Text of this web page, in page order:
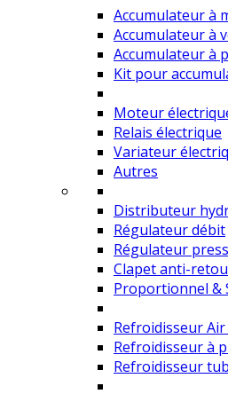
Accumulateur à
Accumulateur à
Accumulateur à
Kit pour
Moteur
Relais électrique
Variateur
Autres
Distributeur
Régulateur débit
Régulateur
Clapet anti-
Proportionnel &
Refroidisseur
Refroidisseur à
Refroidisseur